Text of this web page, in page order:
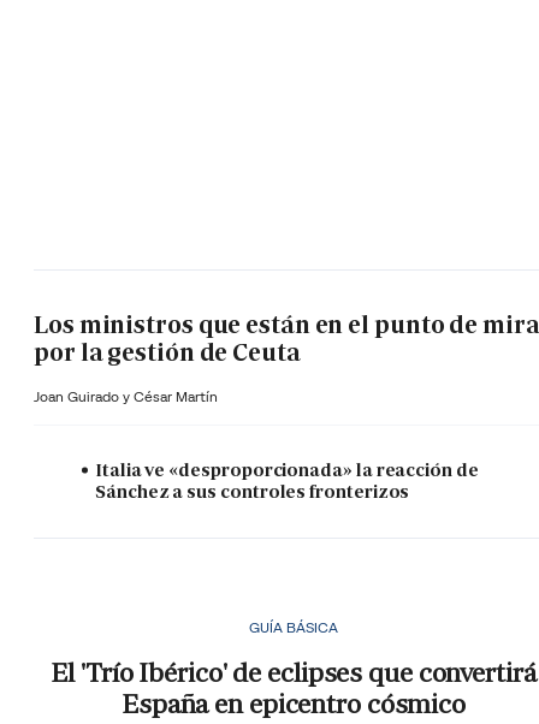
Los ministros que están en el punto de mira
por la gestión de Ceuta
Joan Guirado y César Martín
Italia ve «desproporcionada» la reacción de
Sánchez a sus controles fronterizos
GUÍA BÁSICA
El 'Trío Ibérico' de eclipses que convertirá
España en epicentro cósmico